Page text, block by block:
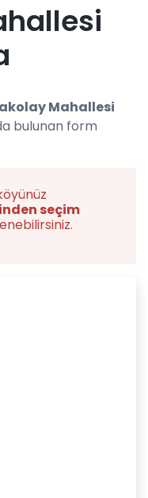
Mahallesi
bulunan form
seçim